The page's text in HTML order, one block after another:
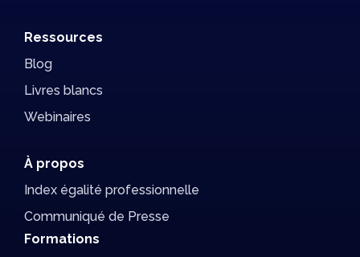
Ressources
Blog
Livres blancs
Webinaires
À propos
Index égalité professionnelle
Communiqué de Presse
Formations